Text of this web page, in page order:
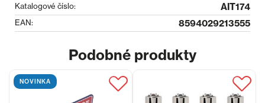
Katalogové číslo: AIT174
EAN: 8594029213555
Podobné produkty
NOVINKA